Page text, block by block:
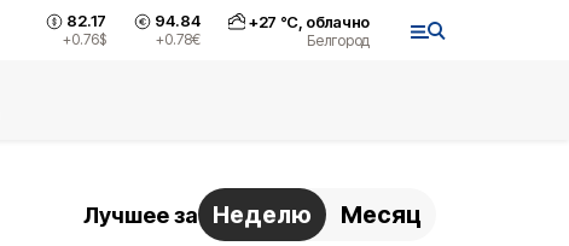
82.17
+0.76$
94.84
+0.78€
+27 °С, облачно
Белгород
Лучшее за Неделю Месяц